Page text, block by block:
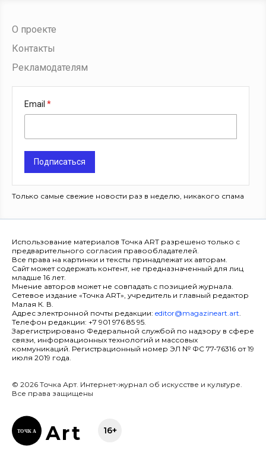
О проекте
Контакты
Рекламодателям
Email
Подписаться
Только самые свежие новости раз в неделю, никакого спама
Использование материалов Точка ART разрешено только с
предварительного согласия правообладателей.
Все права на картинки и тексты принадлежат их авторам.
Сайт может содержать контент, не предназначенный для лиц
младше 16 лет.
Мнение авторов может не совпадать с позицией журнала.
Сетевое издание «Точка ART», учредитель и главный редактор
Малая К. В.
Адрес электронной почты редакции: editor@magazineart.art.
Телефон редакции: +7 901 976 85 95.
Зарегистрировано Федеральной службой по надзору в сфере
связи, информационных технологий и массовых
коммуникаций. Регистрационный номер ЭЛ № ФС 77-76316 от 19
июля 2019 года.
© 2026 Точка Арт. Интернет-журнал об искусстве и культуре.
Все права защищены
ТОЧК А Art 16+